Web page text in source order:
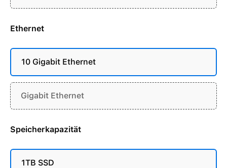
Ethernet
10 Gigabit Ethernet
Gigabit Ethernet
Speicherkapazität
1TB SSD